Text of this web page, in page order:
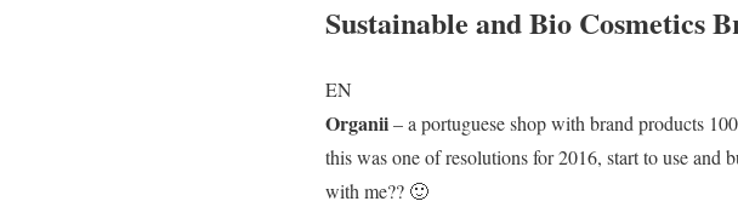
Sustainable and Bio Cosmetics
EN
Organii– a portuguese shop with brand products
this was one of resolutions for 2016, start to use and
with me?? 🙂